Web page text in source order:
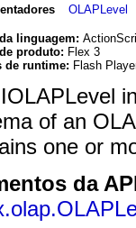
OLAPLevel
linguagem:
produto: Flex 3
de runtime: Flash
of an
one or
da